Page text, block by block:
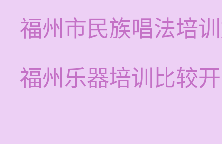
福州市民族唱法培
福州乐器培训比较